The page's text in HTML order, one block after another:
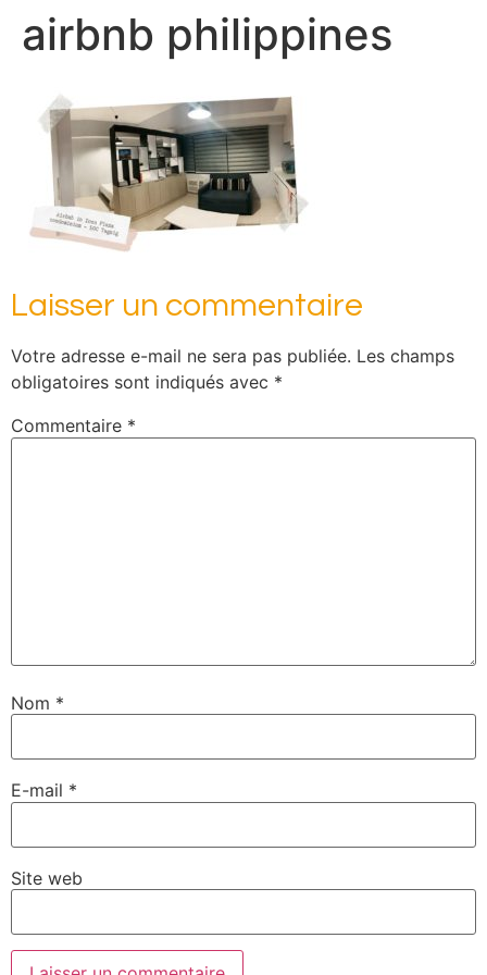
airbnb philippines
Laisser un commentaire
Votre adresse e-mail ne sera pas publiée. Les champs
obligatoires sont indiqués avec *
Commentaire *
Nom *
E-mail *
Site web